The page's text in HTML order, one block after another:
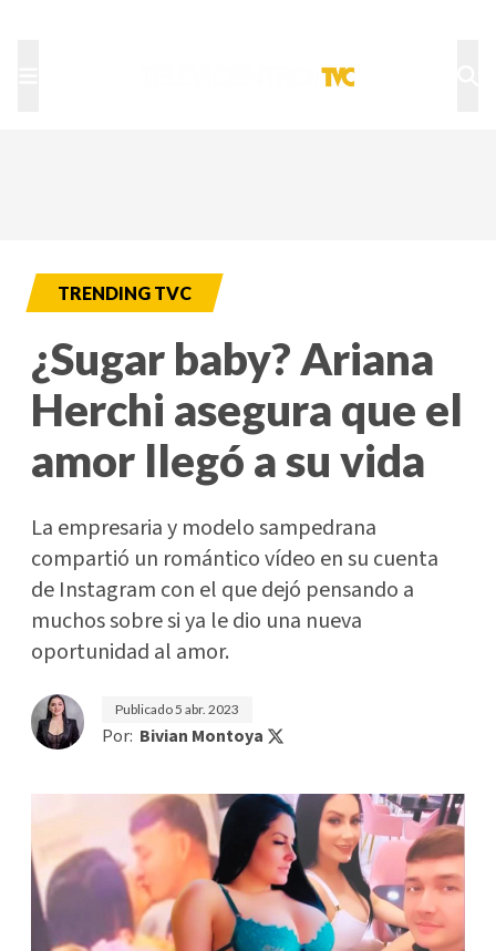
TRENDING TVC
¿Sugar baby? Ariana
Herchi asegura que el
amor llegó a su vida
La empresaria y modelo sampedrana
compartió un romántico vídeo en su cuenta
de Instagram con el que dejó pensando a
muchos sobre si ya le dio una nueva
oportunidad al amor.
Publicado5 abr. 2023
Por: Bivian Montoya